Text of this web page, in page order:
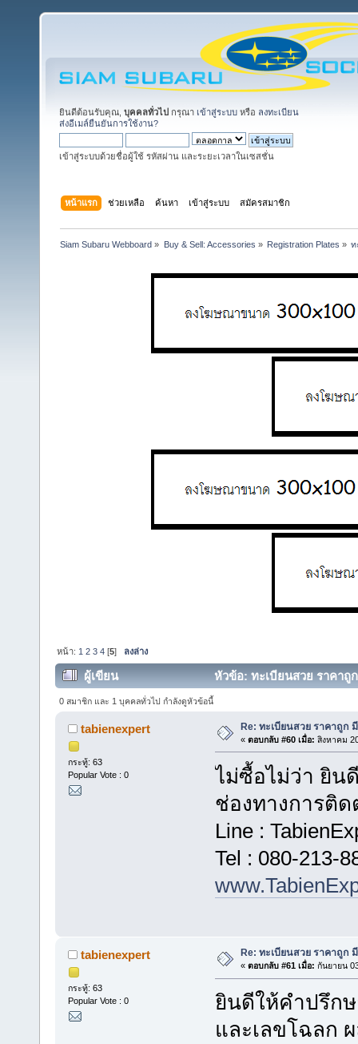
ยินดีต้อนรับคุณ, บุคคลทั่วไป กรุณา เข้าสู่ระบบ หรือ ลงทะเบียน
ส่งอีเมล์ยืนยันการใช้งาน?
เข้าสู่ระบบด้วยชื่อผู้ใช้ รหัสผ่าน และระยะเวลาในเซสชั่น
หน้าแรก ช่วยเหลือ ค้นหา เข้าสู่ระบบ สมัครสมาชิก
Siam Subaru Webboard » Buy & Sell: Accessories » Registration Plates » ท
หน้า: 1 2 3 4 [5] ลงล่าง
ผู้เขียน หัวข้อ: ทะเบียนสวย ราคาถู
0 สมาชิก และ 1 บุคคลทั่วไป กำลังดูหัวข้อนี้
tabienexpert
กระทู้: 63
Popular Vote : 0
Re: ทะเบียนสวย ราคาถูก
« ตอบกลับ #60 เมื่อ: สิงหาคม
ไม่ซื้อไม่ว่า ยิน
ช่องทางการติด
Line :
Tel : 080-213-
tabienexpert
กระทู้: 63
Popular Vote : 0
Re: ทะเบียนสวย ราคาถูก
« ตอบกลับ #61 เมื่อ: กันยายน
ยินดีให้คำปรึก
และเลขโฉลก